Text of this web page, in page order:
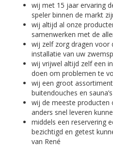
wij met 15 jaar ervaring
speler binnen de markt
wij altijd al onze
samenwerken met de
wij zelf zorg dragen voor
installatie van uw
wij vrijwel altijd zelf een
doen om problemen te
wij een groot assortiment
buitendouches en
wij de meeste producten
anders snel leveren
middels een reservering
bezichtigd en getest
van René